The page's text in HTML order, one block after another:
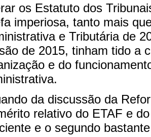
os Estatuto dos
imperiosa, tanto mais
e Tributária de
de 2015, tinham tido a
e do
da discussão da
relativo do ETAF e
e o segundo